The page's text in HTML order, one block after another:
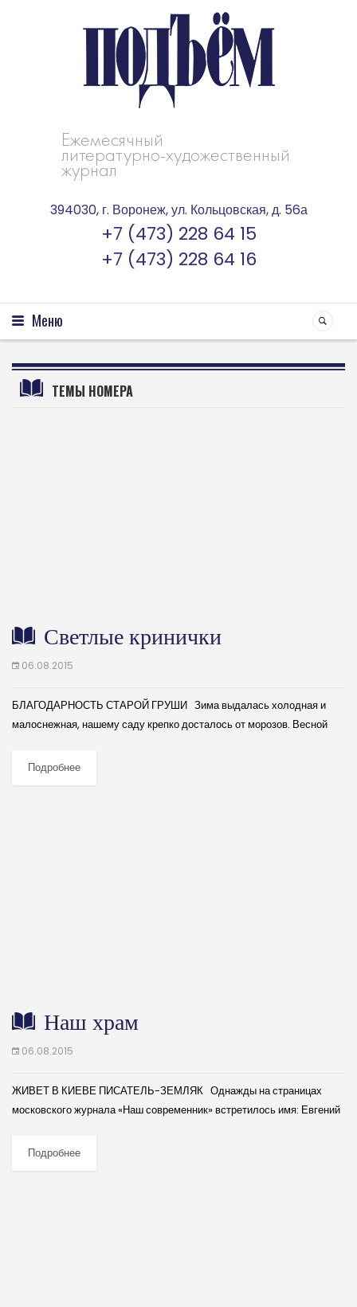
Ежемесячный
литературно-художественный
журнал
394030, г. Воронеж, ул. Кольцовская, д. 56а
+7 (473) 228 64 15
+7 (473) 228 64 16
Меню
ТЕМЫ НОМЕРА
Светлые кринички
06.08.2015
БЛАГОДАРНОСТЬ СТАРОЙ ГРУШИ Зима выдалась холодная и
малоснежная, нашему саду крепко досталось от морозов. Весной
Стояла с почерневшими ветками...
Подробнее
Наш храм
06.08.2015
ЖИВЕТ В КИЕВЕ ПИСАТЕЛЬ-ЗЕМЛЯК Однажды на страницах
москов­ского журнала «Наш современник» встретилось имя: Евгений
сведения об авторе: родом из Россоши Воронежской области.
Поговорил...
Подробнее